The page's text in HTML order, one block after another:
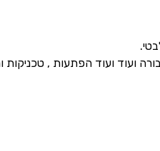
ועוד ועוד הפתעות , טכניקות